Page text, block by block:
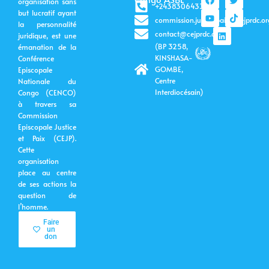
but lucratif ayant
la personnalité
juridique, est une
émanation de la
Conférence
Episcopale
Nationale du
Congo (CENCO)
à travers sa
Commission
Episcopale Justice
et Paix (CEJP).
Cette
organisation
place au centre
de ses actions la
question de
l’homme.
Faire
un
don
+243830643399
contact@cejprdc.org
(BP 3258,
KINSHASA-
GOMBE,
Centre
Interdiocésain)
a
c
e
b
o
o
k
w
i
t
t
o
u
t
u
b
e
i
k
t
o
n
k
e
d
i